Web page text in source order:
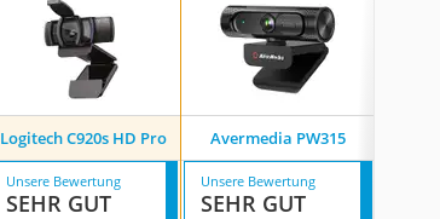
Logitech C920s HD Pro Avermedia PW315
Unsere Bewertung
SEHR GUT
Unsere Bewertung
SEHR GUT